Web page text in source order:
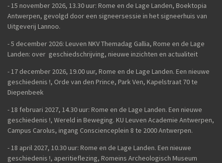
- 15 november 2026, 13.30 uur: Rome en de Lage Landen, Boektopia
Antwerpen, gevolgd door een signeersessie in het signeerhuis van
Uitgeverij Lannoo.
- 5 december 2026: Leuven NKV Themadag Gallia, Rome en de Lage
Landen: over geschiedschrijving, nieuwe inzichten en actualiteit
-17 december 2026, 19.00 uur, Rome en de Lage Landen. Een nieuwe
geschiedenis !, Orde van den Prince, Park Ven, Kapelstraat 70 te
Diepenbeek
- 18 februari 2027, 14.30 uur: Rome en de Lage Landen. Een nieuwe
geschiedenis !, Wereld in Beweging. KU Leuven Academie Antwerpen,
Campus Carolus, ingang Conscienceplein 8 te 2000 Antwerpen.
- 18 april 2027, 10.30 uur: Rome en de Lage Landen. Een nieuwe
geschiedenis !, aperitieflezing, Romeins Archeologisch Museum